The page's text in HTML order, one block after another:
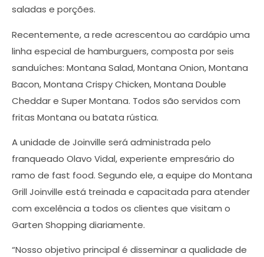
saladas e porções.
Recentemente, a rede acrescentou ao cardápio uma
linha especial de hamburguers, composta por seis
sanduíches: Montana Salad, Montana Onion, Montana
Bacon, Montana Crispy Chicken, Montana Double
Cheddar e Super Montana. Todos são servidos com
fritas Montana ou batata rústica.
A unidade de Joinville será administrada pelo
franqueado Olavo Vidal, experiente empresário do
ramo de fast food. Segundo ele, a equipe do Montana
Grill Joinville está treinada e capacitada para atender
com excelência a todos os clientes que visitam o
Garten Shopping diariamente.
“Nosso objetivo principal é disseminar a qualidade de